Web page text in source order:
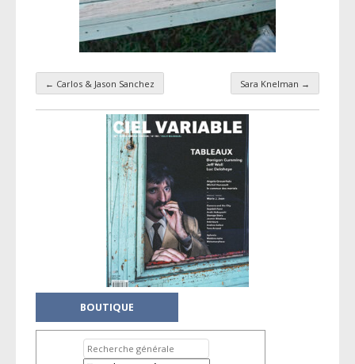
Navigation par taxonomie
← Carlos & Jason Sanchez Sara Knelman →
BOUTIQUE